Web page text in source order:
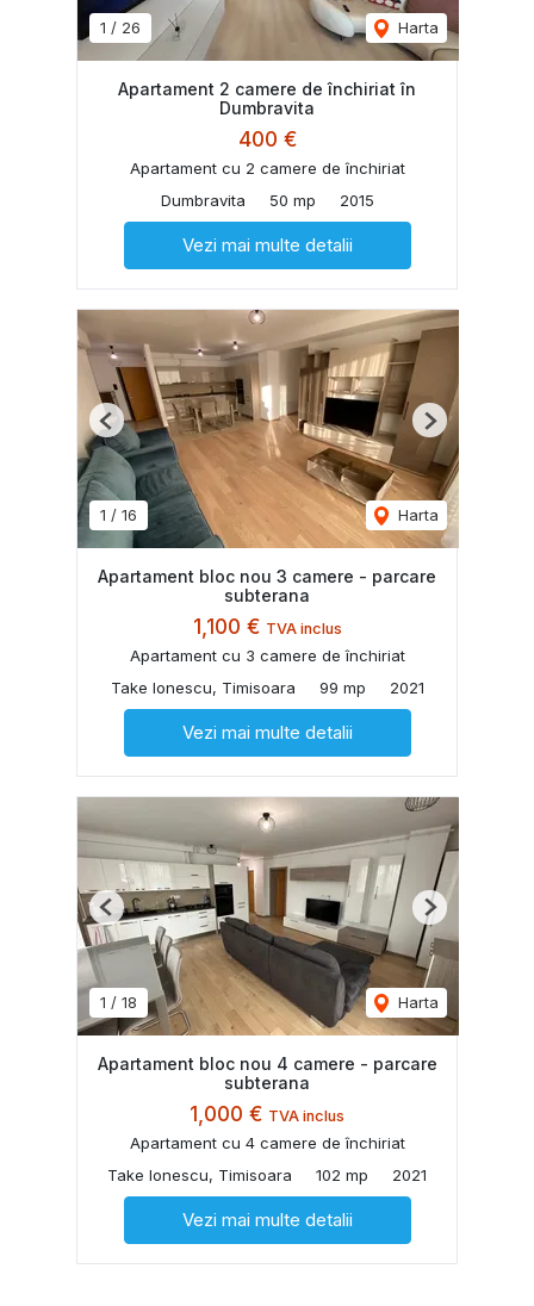
1 / 26 Harta
Apartament 2 camere de închiriat în
Dumbravita
400 €
Apartament cu 2 camere de închiriat
Dumbravita
50 mp 2015
Vezi mai multe detalii
1 / 16 Harta
Previous Next
Apartament bloc nou 3 camere - parcare
subterana
1,100 € TVA inclus
Apartament cu 3 camere de închiriat
Take Ionescu, Timisoara
99 mp 2021
Vezi mai multe detalii
1 / 18 Harta
Previous Next
Apartament bloc nou 4 camere - parcare
subterana
1,000 € TVA inclus
Apartament cu 4 camere de închiriat
Take Ionescu, Timisoara
102 mp 2021
Vezi mai multe detalii